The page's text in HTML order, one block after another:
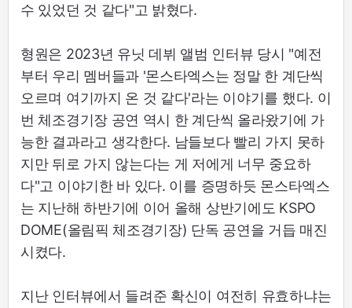
수 있었던 것 같다"고 밝혔다.
형원은 2023년 유닛 데뷔 앨범 인터뷰 당시 "예전
부터 우리 멤버들과 '몬스타엑스는 정말 한 계단씩
오르며 여기까지 온 것 같다'라는 이야기를 했다. 이
번 체조경기장 공연 역시 한 계단씩 올라왔기에 가
능한 결과라고 생각한다. 남들보다 빨리 가지 못하
지만 뒤로 가지 않는다는 게 저에게 너무 중요하
다"고 이야기한 바 있다. 이를 증명하듯 몬스타엑스
는 지난해 하반기에 이어 올해 상반기에도 KSPO
DOME(올림픽 체조경기장) 단독 공연을 거듭 매진
시켰다.
지난 인터뷰에서 들려준 확신이 여전히 유효하냐는